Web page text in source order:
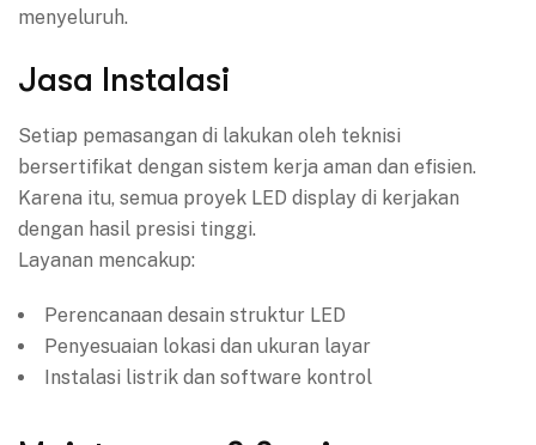
menyeluruh.
Jasa Instalasi
Setiap pemasangan di lakukan oleh teknisi
bersertifikat dengan sistem kerja aman dan efisien.
Karena itu, semua proyek LED display di kerjakan
dengan hasil presisi tinggi.
Layanan mencakup:
Perencanaan desain struktur LED
Penyesuaian lokasi dan ukuran layar
Instalasi listrik dan software kontrol